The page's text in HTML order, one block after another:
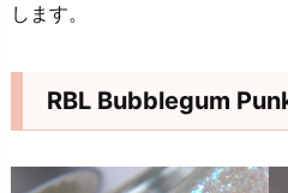
します。
RBL Bubblegum